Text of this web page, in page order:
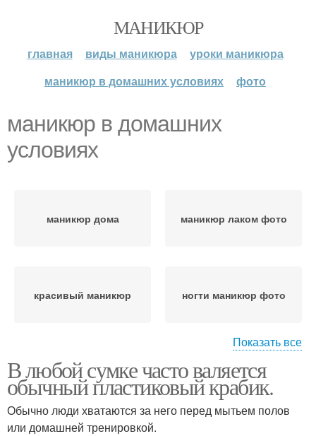
МАНИКЮР
главная виды маникюра
уроки маникюра
маникюр в домашних условиях
фото
маникюр в домашних
условиях
маникюр дома маникюр лаком фото
красивый маникюр ногти маникюр фото
мастер маникюра маникюр гель лаком
Показать все
В любой сумке часто валяется
обычный пластиковый крабик.
Обычно люди хватаются за него перед мытьем полов
или домашней тренировкой.